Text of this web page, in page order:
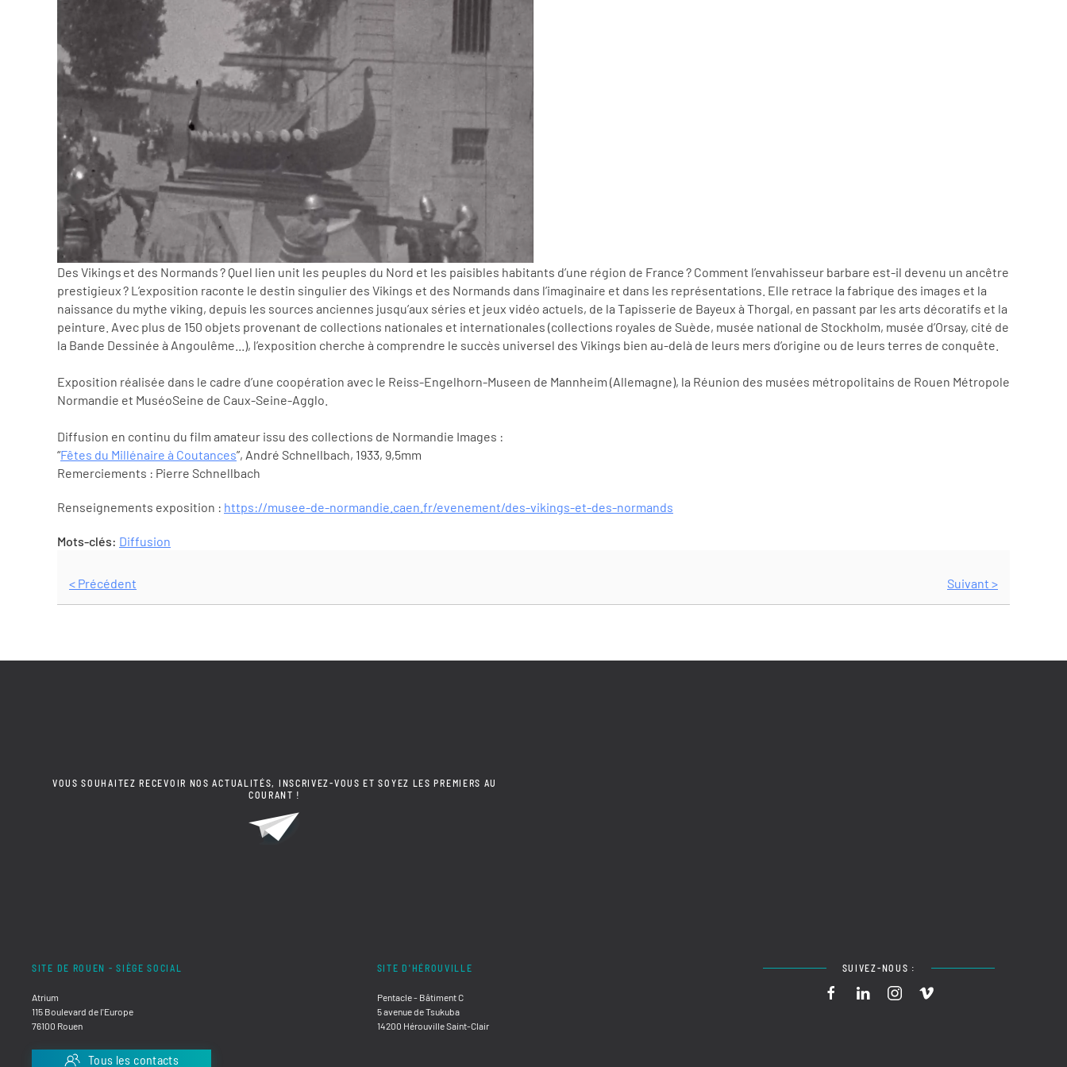
Des Vikings et des Normands ? Quel lien unit les peuples du Nord et les paisibles habitants d’une région de France ? Comment l’envahisseur barbare est-il devenu un ancêtre
prestigieux ? L’exposition raconte le destin singulier des Vikings et des Normands dans l’imaginaire et dans les représentations. Elle retrace la fabrique des images et la
naissance du mythe viking, depuis les sources anciennes jusqu’aux séries et jeux vidéo actuels, de la Tapisserie de Bayeux à Thorgal, en passant par les arts décoratifs et la
peinture. Avec plus de 150 objets provenant de collections nationales et internationales (collections royales de Suède, musée national de Stockholm, musée d’Orsay, cité de
la Bande Dessinée à Angoulême...), l’exposition cherche à comprendre le succès universel des Vikings bien au-delà de leurs mers d’origine ou de leurs terres de conquête.
Exposition réalisée dans le cadre d’une coopération avec le Reiss-Engelhorn-Museen de Mannheim (Allemagne), la Réunion des musées métropolitains de Rouen Métropole
Normandie et MuséoSeine de Caux-Seine-Agglo.
Diffusion en continu du film amateur issu des collections de Normandie Images :
“Fêtes du Millénaire à Coutances”, André Schnellbach, 1933, 9,5mm
Remerciements : Pierre Schnellbach
Renseignements exposition : https://musee-de-normandie.caen.fr/evenement/des-vikings-et-des-normands
Mots-clés: Diffusion
< Précédent Suivant >
VOUS SOUHAITEZ RECEVOIR NOS ACTUALITÉS, INSCRIVEZ-VOUS ET SOYEZ LES PREMIERS AU
COURANT !
SITE DE ROUEN - SIÈGE SOCIAL
Atrium
115 Boulevard de l'Europe
76100 Rouen
Tous les contacts
SITE D'HÉROUVILLE
Pentacle - Bâtiment C
5 avenue de Tsukuba
14200 Hérouville Saint-Clair
SUIVEZ-NOUS :